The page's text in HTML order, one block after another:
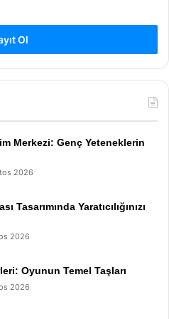
Ol
Merkezi: Genç Yeteneklerin
2026
Tasarımında Yaratıcılığınızı
2026
Oyunun Temel Taşları
2026